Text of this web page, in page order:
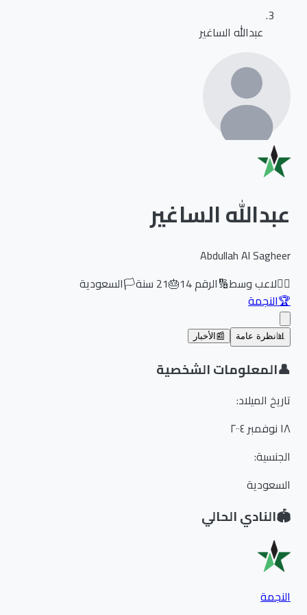
عبدالله الساغير
عبدالله الساغير
Abdullah Al Sagheer
لاعب وسط🔢الرقم14
🎂
21سنة🏳️السعودية
النجمة
نظرة عامة 📰 الأخبار
المعلومات الشخصية
تاريخ الميلاد:
الجنسية:
السعودية
النادي الحالي
النجمة